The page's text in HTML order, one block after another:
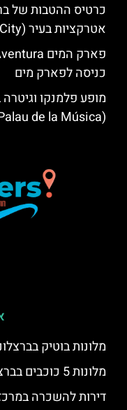
כרטיס ההטבות של
אטרקציות בעיר (Go City)
כניסה לפארק מים
מופע פלמנקו
(Palau de la Música)
מלונות בוטיק
מלונות 5 כוכבים בברצלונה – בתי מלון יוקרתיים
דירות להשכרה